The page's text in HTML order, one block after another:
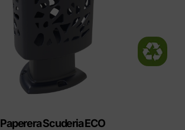
Paperera Scuderia ECO